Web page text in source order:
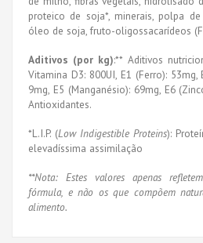
proteico de soja*, minerais, polpa
óleo de soja, fruto-oligossacarídeos
Aditivos (por kg):** Aditivos
Vitamina D3: 800UI, E1 (Ferro):
9mg, E5 (Manganésio): 69mg, E6
Antioxidantes.
*L.I.P. (Low Indigestible Proteins):
elevadíssima assimilação
**Nota: Estes valores apenas
fórmula, e não os que compõem
alimento.